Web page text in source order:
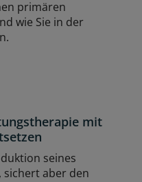
primären
wie Sie in der
mit
seines
sichert aber den